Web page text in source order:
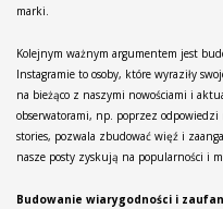
marki.
Kolejnym ważnym argumentem jest
Instagramie to osoby, które wyraziły
na bieżąco z naszymi nowościami i
obserwatorami, np. poprzez
stories, pozwala zbudować więź i
nasze posty zyskują na popularności i
Budowanie wiarygodności i